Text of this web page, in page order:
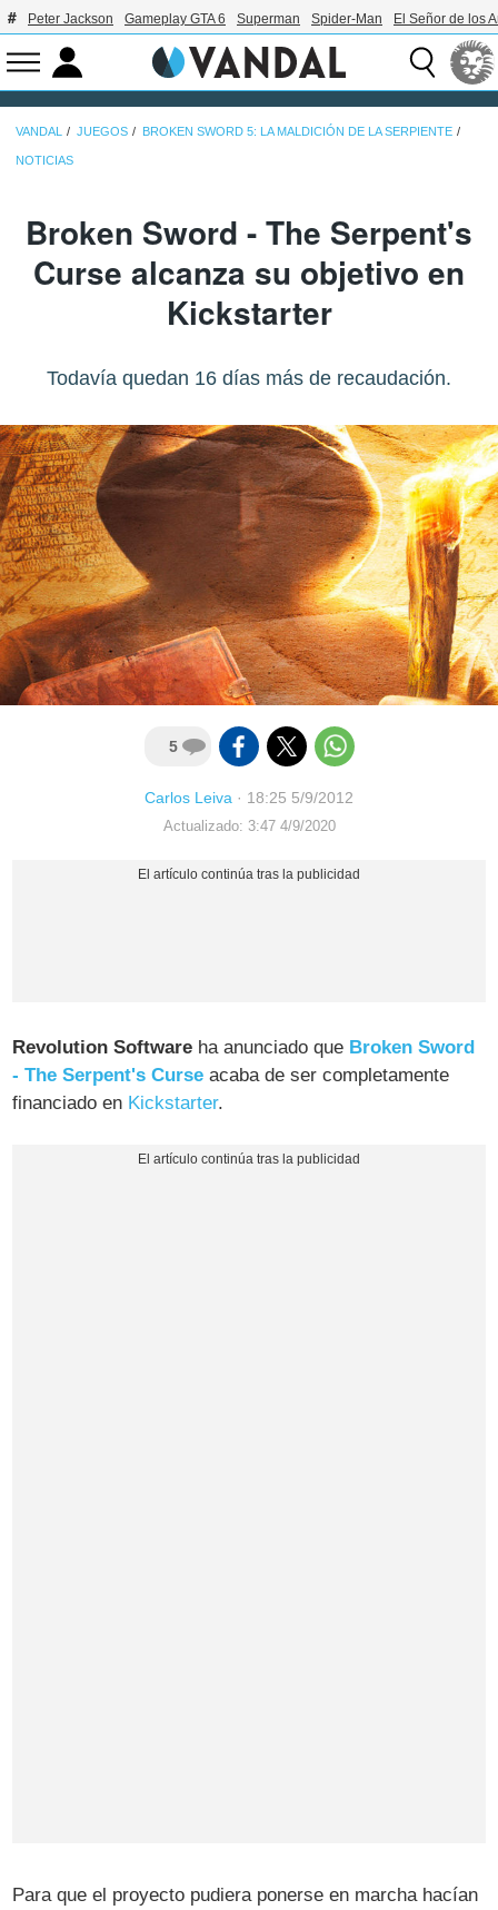
Peter Jackson Gameplay GTA 6 Superman Spider-Man El Señor de los
VANDAL JUEGOS BROKEN SWORD 5: LA MALDICIÓN DE LA SERPIENTE
NOTICIAS
Broken Sword - The Serpent's
Curse alcanza su objetivo en
Kickstarter
Todavía quedan 16 días más de recaudación.
5
Carlos Leiva · 18:25 5/9/2012
Actualizado: 3:47 4/9/2020
Revolution Software ha anunciado que Broken Sword
- The Serpent's Curse acaba de ser completamente
financiado en Kickstarter.
Para que el proyecto pudiera ponerse en marcha hacían